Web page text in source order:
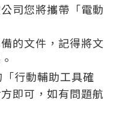
司您將攜帶「電動
的文件，記得將文
行動輔助工具確
即可，如有問題航